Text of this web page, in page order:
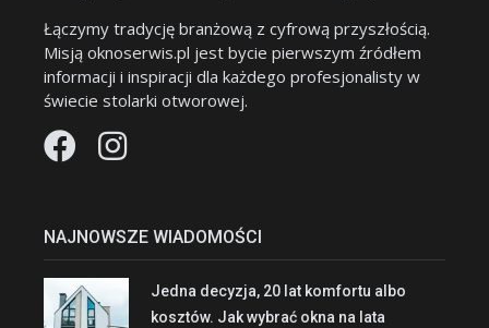
Łączymy tradycję branżową z cyfrową przyszłością.
Misją oknoserwis.pl jest bycie pierwszym źródłem
informacji i inspiracji dla każdego profesjonalisty w
świecie stolarki otworowej.
NAJNOWSZE WIADOMOŚCI
Jedna decyzja, 20 lat komfortu albo
kosztów. Jak wybrać okna na lata